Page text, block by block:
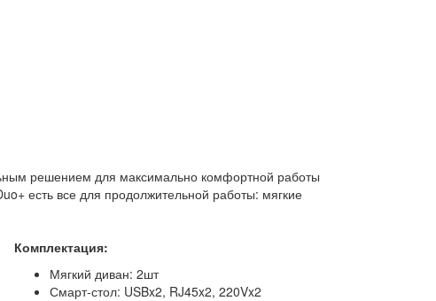
решением для максимально комфортной работы
есть все для продолжительной работы: мягкие
Комплектация:
Мягкий диван: 2шт
Смарт-стол: USBx2, RJ45x2, 220Vx2